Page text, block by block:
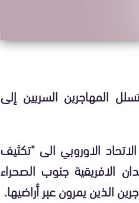
المهاجرين السريين إلى
الاوروبي الى "تكثيف
الافريقية جنوب الصحراء
الذين يمرون عبر أراضيها.